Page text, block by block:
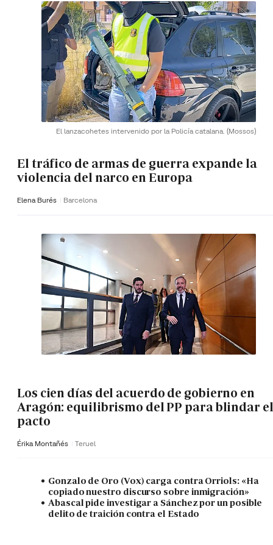
El lanzacohetes intervenido por la Policía catalana. (Mossos)
El tráfico de armas de guerra expande la
violencia del narco en Europa
Elena Burés Barcelona
Los cien días del acuerdo de gobierno en
Aragón: equilibrismo del PP para blindar el
pacto
Érika Montañés Teruel
Gonzalo de Oro (Vox) carga contra Orriols: «Ha
copiado nuestro discurso sobre inmigración»
Abascal pide investigar a Sánchez por un posible
delito de traición contra el Estado